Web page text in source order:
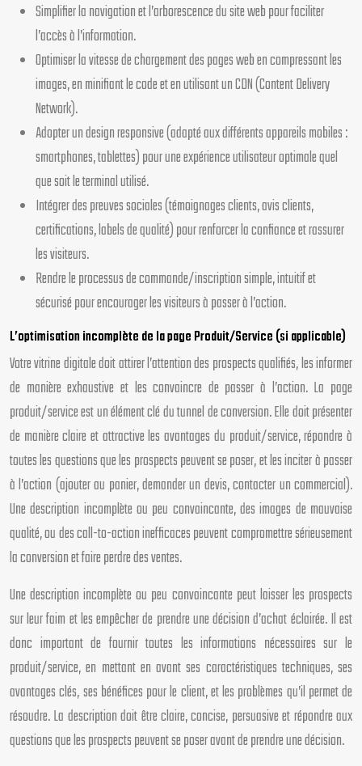
Simplifier la navigation et l’arborescence du site web pour faciliter
l’accès à l’information.
Optimiser la vitesse de chargement des pages web en compressant les
images, en minifiant le code et en utilisant un CDN (Content Delivery
Network).
Adopter un design responsive (adapté aux différents appareils mobiles :
smartphones, tablettes) pour une expérience utilisateur optimale quel
que soit le terminal utilisé.
Intégrer des preuves sociales (témoignages clients, avis clients,
certifications, labels de qualité) pour renforcer la confiance et rassurer
les visiteurs.
Rendre le processus de commande/inscription simple, intuitif et
sécurisé pour encourager les visiteurs à passer à l’action.
L’optimisation incomplète de la page Produit/Service (si applicable)
Votre vitrine digitale doit attirer l’attention des prospects qualifiés, les informer
de manière exhaustive et les convaincre de passer à l’action. La page
produit/service est un élément clé du tunnel de conversion. Elle doit présenter
de manière claire et attractive les avantages du produit/service, répondre à
toutes les questions que les prospects peuvent se poser, et les inciter à passer
à l’action (ajouter au panier, demander un devis, contacter un commercial).
Une description incomplète ou peu convaincante, des images de mauvaise
qualité, ou des call-to-action inefficaces peuvent compromettre sérieusement
la conversion et faire perdre des ventes.
Une description incomplète ou peu convaincante peut laisser les prospects
sur leur faim et les empêcher de prendre une décision d’achat éclairée. Il est
donc important de fournir toutes les informations nécessaires sur le
produit/service, en mettant en avant ses caractéristiques techniques, ses
avantages clés, ses bénéfices pour le client, et les problèmes qu’il permet de
résoudre. La description doit être claire, concise, persuasive et répondre aux
questions que les prospects peuvent se poser avant de prendre une décision.